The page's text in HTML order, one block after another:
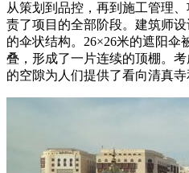
从策划到品控，再到施工管理
责了项目的全部阶段。建筑师
的伞状结构。26×26米的遮阳伞
叠，形成了一片连续的顶棚。
的空隙为人们提供了看向清真寺